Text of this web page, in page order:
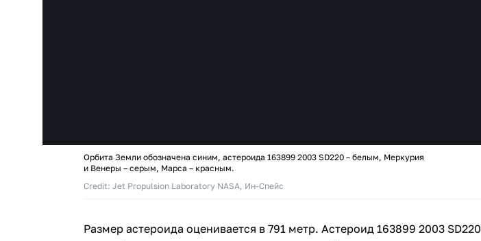
Орбита Земли обозначена синим, астероида 163899 2003 SD220 – белым, Меркурия
и Венеры – серым, Марса – красным.
Credit: Jet Propulsion Laboratory NASA, Ин-Спейс
Размер астероида оценивается в 791 метр. Астероид 163899 2003 SD220